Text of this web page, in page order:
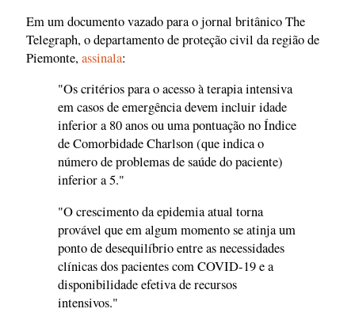
Em um documento vazado para o jornal britânico The
Telegraph, o departamento de proteção civil da região de
Piemonte,assinala:
"Os critérios para o acesso à terapia intensiva
em casos de emergência devem incluir idade
inferior a 80 anos ou uma pontuação no Índice
de Comorbidade Charlson (que indica o
número de problemas de saúde do paciente)
inferior a 5."
"O crescimento da epidemia atual torna
provável que em algum momento se atinja um
ponto de desequilíbrio entre as necessidades
clínicas dos pacientes com COVID-19 e a
disponibilidade efetiva de recursos
intensivos."